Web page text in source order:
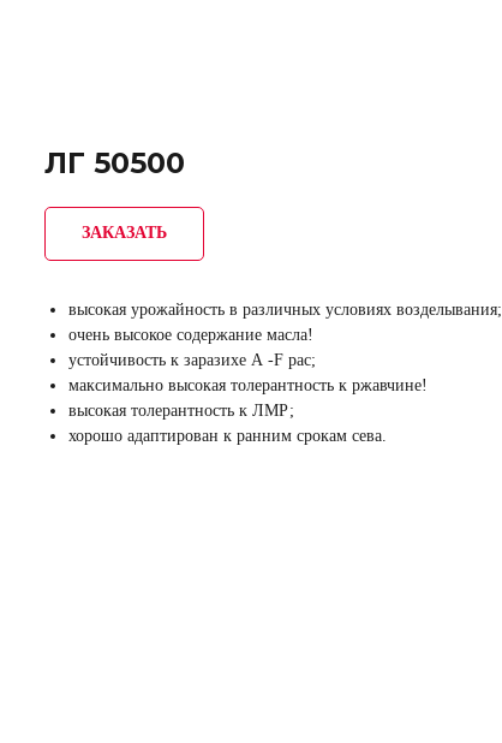
ЛГ 50500
ЗАКАЗАТЬ
высокая урожайность в различных условиях возделывания;
очень высокое содержание масла!
устойчивость к заразихе А -F рас;
максимально высокая толерантность к ржавчине!
высокая толерантность к ЛМР;
хорошо адаптирован к ранним срокам сева.